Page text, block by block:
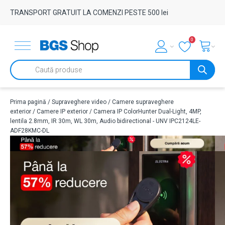
TRANSPORT GRATUIT LA COMENZI PESTE 500 lei
0
Products
search
Prima pagină / Supraveghere video / Camere supraveghere
exterior / Camere IP exterior / Camera IP ColorHunter Dual-Light, 4MP,
lentila 2.8mm, IR 30m, WL 30m, Audio bidirectional - UNV IPC2124LE-
ADF28KMC-DL